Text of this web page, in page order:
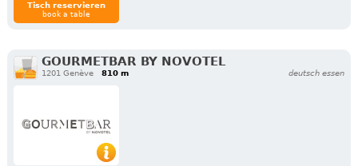
Tisch reservieren
book a table
GOURMETBAR BY NOVOTEL
1201 Genève 810 m deutsch essen